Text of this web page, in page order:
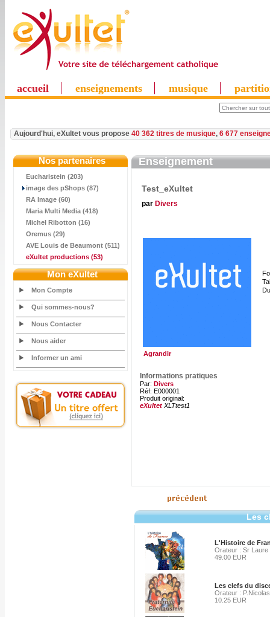
accueil enseignements musique
Aujourd'hui, eXultet vous propose 40 362 titres de musique, 6 677
Nos partenaires
Eucharistein (203)
image des pShops (87)
RA Image (60)
Maria Multi Media (418)
Michel Ribotton (16)
Oremus (29)
AVE Louis de Beaumont (511)
eXultet productions (53)
Mon eXultet
Mon Compte
Qui sommes-nous?
Nous Contacter
Nous aider
Informer un ami
Enseignement
Test_eXultet
par Divers
Agrandir
Informations pratiques
Par: Divers
Réf: E000001
Produit original:
eXultet XLTtest1
Les
L'Histoire de
Orateur : Sr Laure
49.00 EUR
Les clefs du
Orateur :
10.25 EUR